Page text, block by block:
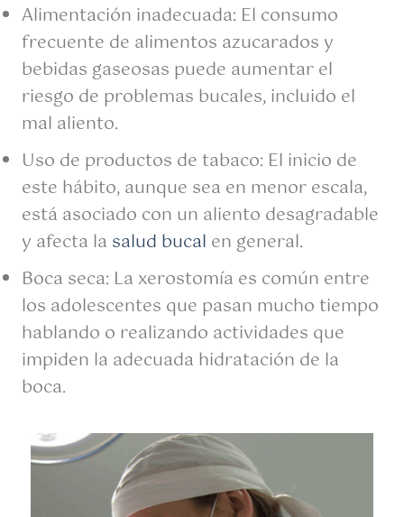
Alimentación inadecuada: El consumo
frecuente de alimentos azucarados y
bebidas gaseosas puede aumentar el
riesgo de problemas bucales, incluido el
mal aliento.
Uso de productos de tabaco: El inicio de
este hábito, aunque sea en menor escala,
está asociado con un aliento desagradable
y afecta la salud bucal en general.
Boca seca: La xerostomía es común entre
los adolescentes que pasan mucho tiempo
hablando o realizando actividades que
impiden la adecuada hidratación de la
boca.